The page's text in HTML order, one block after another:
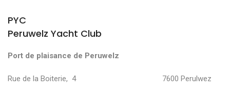
PYC
Peruwelz Yacht Club
Port de plaisance de Peruwelz
Rue de la Boiterie, 4 7600 Perulwez